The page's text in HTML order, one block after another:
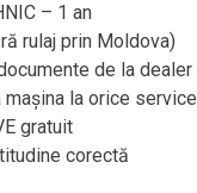
– 1 an
rulaj prin Moldova)
de la dealer
la orice service
gratuit
corectă